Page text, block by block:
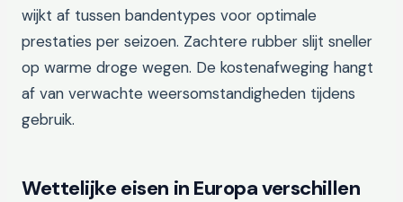
wijkt af tussen bandentypes voor optimale
prestaties per seizoen. Zachtere rubber slijt sneller
op warme droge wegen. De kostenafweging hangt
af van verwachte weersomstandigheden tijdens
gebruik.
Wettelijke eisen in Europa verschillen